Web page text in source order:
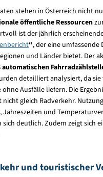
stehen in Österreich nicht
öffentliche Ressourcen
ist der jährlich
“, der eine
und Länder bietet. Der
automatischen
detailliert analysiert, da
Ausfälle liefern. Die
nicht gleich Radverkehr.
Jahreszeiten und
sich deutlich. Zudem zeigt sich
und touristischer